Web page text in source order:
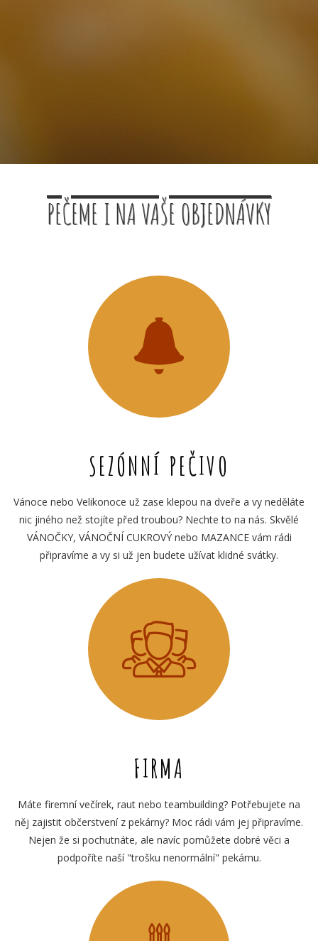
PEČEME I NA VAŠE OBJEDNÁVKY
SEZÓNNÍ PEČIVO
Vánoce nebo Velikonoce už zase klepou na dveře a vy neděláte
nic jiného než stojíte před troubou? Nechte to na nás. Skvělé
VÁNOČKY, VÁNOČNÍ CUKROVÝ nebo MAZANCE vám rádi
připravíme a vy si už jen budete užívat klidné svátky.
FIRMA
Máte firemní večírek, raut nebo teambuilding? Potřebujete na
něj zajistit občerstvení z pekárny? Moc rádi vám jej připravíme.
Nejen že si pochutnáte, ale navíc pomůžete dobré věci a
podpoříte naší "trošku nenormální" pekárnu.